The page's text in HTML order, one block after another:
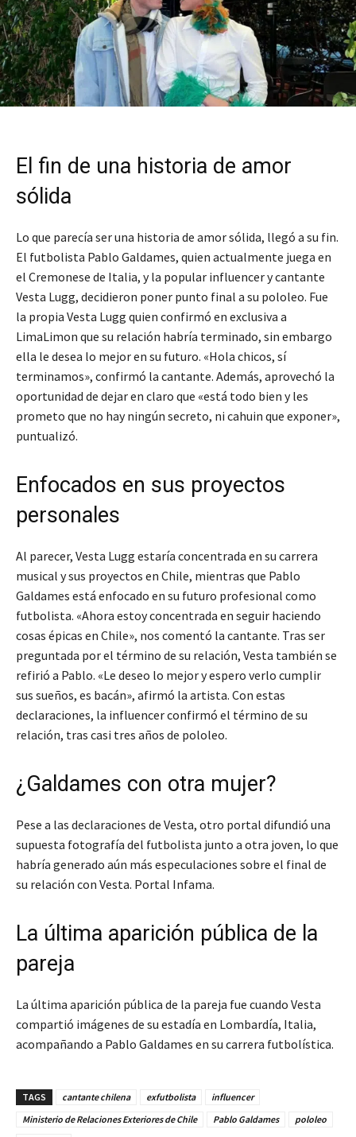
El fin de una historia de amor
sólida
Lo que parecía ser una historia de amor sólida, llegó a su fin.
El futbolista Pablo Galdames, quien actualmente juega en
el Cremonese de Italia, y la popular influencer y cantante
Vesta Lugg, decidieron poner punto final a su pololeo. Fue
la propia Vesta Lugg quien confirmó en exclusiva a
LimaLimon que su relación habría terminado, sin embargo
ella le desea lo mejor en su futuro. «Hola chicos, sí
terminamos», confirmó la cantante. Además, aprovechó la
oportunidad de dejar en claro que «está todo bien y les
prometo que no hay ningún secreto, ni cahuin que exponer»,
puntualizó.
Enfocados en sus proyectos
personales
Al parecer, Vesta Lugg estaría concentrada en su carrera
musical y sus proyectos en Chile, mientras que Pablo
Galdames está enfocado en su futuro profesional como
futbolista. «Ahora estoy concentrada en seguir haciendo
cosas épicas en Chile», nos comentó la cantante. Tras ser
preguntada por el término de su relación, Vesta también se
refirió a Pablo. «Le deseo lo mejor y espero verlo cumplir
sus sueños, es bacán», afirmó la artista. Con estas
declaraciones, la influencer confirmó el término de su
relación, tras casi tres años de pololeo.
¿Galdames con otra mujer?
Pese a las declaraciones de Vesta, otro portal difundió una
supuesta fotografía del futbolista junto a otra joven, lo que
habría generado aún más especulaciones sobre el final de
su relación con Vesta. Portal Infama.
La última aparición pública de la
pareja
La última aparición pública de la pareja fue cuando Vesta
compartió imágenes de su estadía en Lombardía, Italia,
acompañando a Pablo Galdames en su carrera futbolística.
TAGS cantante chilena exfutbolista
influencer
Ministerio de Relaciones Exteriores de Chile
Pablo Galdames
pololeo